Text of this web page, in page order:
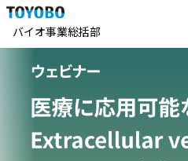
バイオ事業総括部